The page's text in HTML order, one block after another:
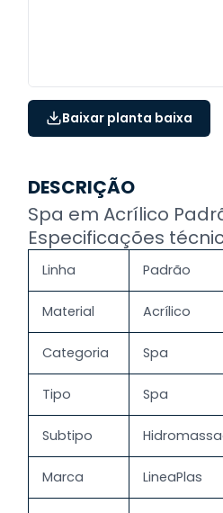
Baixar planta baixa
DESCRIÇÃO
Spa em Acrílico
Especificações
Linha Padrão
Material Acrílico
Categoria Spa
Tipo Spa
Subtipo
Marca LineaPlas